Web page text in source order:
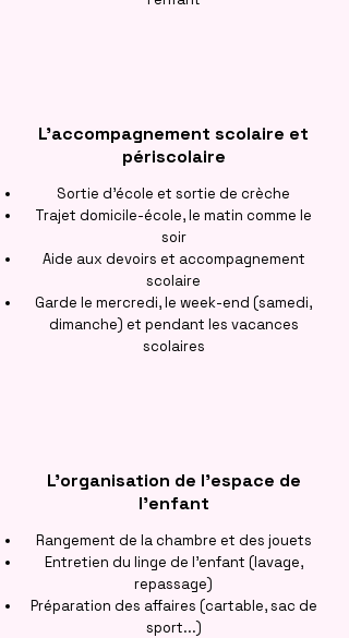
L'accompagnement scolaire et
périscolaire
Sortie d'école et sortie de crèche
Trajet domicile-école, le matin comme le
soir
Aide aux devoirs et accompagnement
scolaire
Garde le mercredi, le week-end (samedi,
dimanche) et pendant les vacances
scolaires
L'organisation de l'espace de
l'enfant
Rangement de la chambre et des jouets
Entretien du linge de l'enfant (lavage,
repassage)
Préparation des affaires (cartable, sac de
sport...)